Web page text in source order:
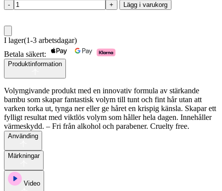
-
Xtra
Bombshell
mängd
+ Lägg i varukorg
I lager(1-3 arbetsdagar)
Betala säkert:
Produktinformation
Volymgivande produkt med en innovativ formula av stärkande
bambu som skapar fantastisk volym till tunt och fint hår utan att
varken torka ut, tynga ner eller ge håret en krispig känsla. Skapar ett
fylligt resultat med viktlös volym som håller hela dagen. Innehåller
värmeskydd. – Fri från alkohol och parabener. Cruelty free.
Använding
Märkningar
Video